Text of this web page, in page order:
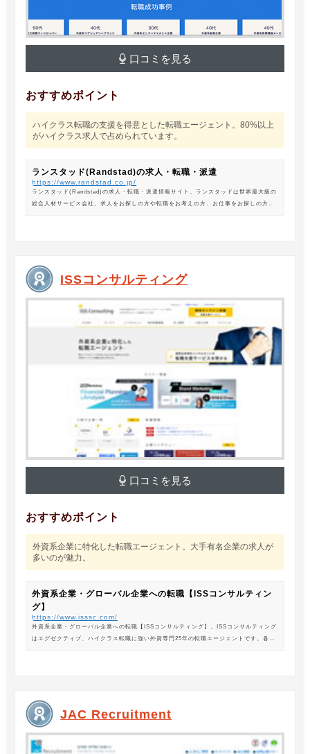
口コミを見る
おすすめポイント
ハイクラス転職の支援を得意とした転職エージェント。80%以上
がハイクラス求人で占められています。
ランスタッド(Randstad)の求人・転職・派遣
https://www.randstad.co.jp/
ランスタッド(Randstad)の求人・転職・派遣情報サイト。ランスタッドは世界最大級の
総合人材サービス会社。求人をお探しの方や転職をお考えの方、お仕事をお探しの方に
ISSコンサルティング
口コミを見る
おすすめポイント
外資系企業に特化した転職エージェント。大手有名企業の求人が
多いのが魅力。
外資系企業・グローバル企業への転職【ISSコンサルティン
グ】
https://www.isssc.com/
外資系企業・グローバル企業への転職【ISSコンサルティング】。ISSコンサルティング
はエグゼクティブ、ハイクラス転職に強い外資専門25年の転職エージェントです。各業
JAC Recruitment